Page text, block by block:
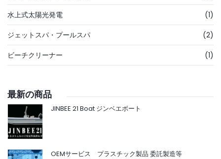
水上式太陽光発電 (1)
ジェットスパ・プールスパ (2)
ビーチクリーナー (1)
最新の商品
JINBEE 21 Boat ジンベエボート
OEMサービス プラスチック製品 委託製造等